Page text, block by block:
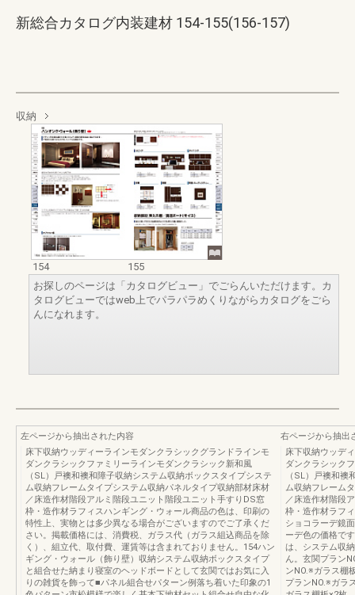
新総合カタログ内装建材 154-155(156-157)
収納
154
155
お探しのページは「カタログビュー」でごらんいただけます。カ
タログビューではweb上でパラパラめくりながらカタログをごら
んになれます。
左ページから抽出された内容
床下収納ウッディーラインモダンクラシックグランドラインモ
ダンクラシックファミリーラインモダンクラシック新和風
（SL）戸襖和襖和障子収納システム収納ボックスタイプシステ
ム収納フレームタイプシステム収納パネルタイプ収納部材床材
／床造作材階段アルミ階段ユニット階段ユニット手すりDS窓
枠・造作材ラフィスハンギング・ウォール商品の色は、印刷の
特性上、実物とは多少異なる場合がございますのでご了承くだ
さい。掲載価格には、消費税、ガラス代（ガラス組込商品を除
く）、組立代、取付費、運賃等は含まれておりません。154ハン
ギング・ウォール（飾り壁）収納システム収納ボックスタイプ
と組合せた納まり寝室のヘッドボードとして玄関ではお気に入
りの雑貨を飾って■パネル組合せパターン例落ち着いた印象の1
右ページから抽出
床下収納ウッデ
ダンクラシック
（SL）戸襖和襖
ム収納フレーム
／床造作材階段
枠・造作材ラフ
ショコラーデ鏡
ーデ色の価格で
は、システム収
ん。玄関プラン
ンNO.※ガラス棚
プランNO.※ガラ